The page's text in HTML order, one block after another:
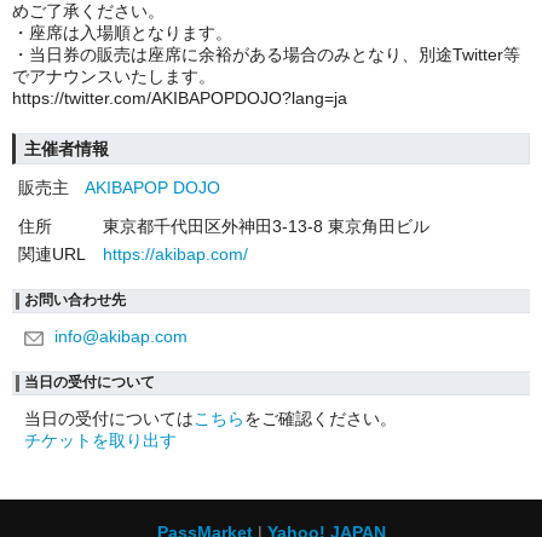
めご了承ください。
・座席は入場順となります。
・当日券の販売は座席に余裕がある場合のみとなり、別途Twitter等
でアナウンスいたします。
https://twitter.com/AKIBAPOPDOJO?lang=ja
主催者情報
販売主
AKIBAPOP DOJO
住所
東京都千代田区外神田3-13-8 東京角田ビル
関連URL
https://akibap.com/
お問い合わせ先
info@akibap.com
当日の受付について
当日の受付についてはこちらをご確認ください。
チケットを取り出す
PassMarket Yahoo! JAPAN